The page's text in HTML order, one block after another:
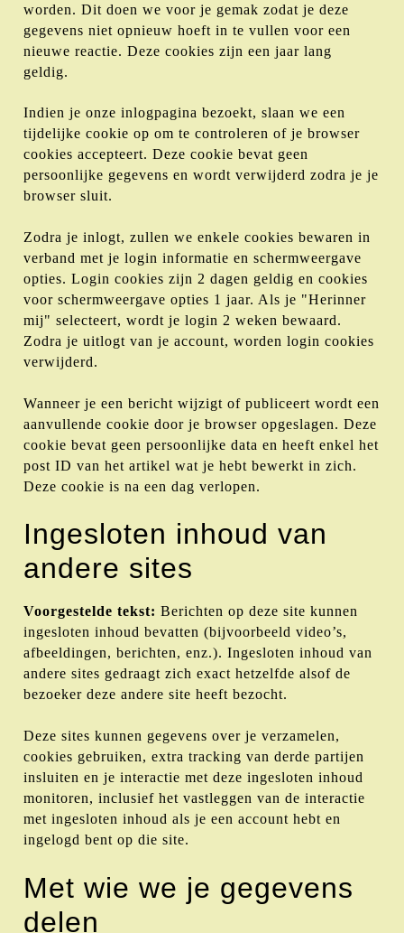
worden. Dit doen we voor je gemak zodat je deze
gegevens niet opnieuw hoeft in te vullen voor een
nieuwe reactie. Deze cookies zijn een jaar lang
geldig.
Indien je onze inlogpagina bezoekt, slaan we een
tijdelijke cookie op om te controleren of je browser
cookies accepteert. Deze cookie bevat geen
persoonlijke gegevens en wordt verwijderd zodra je je
browser sluit.
Zodra je inlogt, zullen we enkele cookies bewaren in
verband met je login informatie en schermweergave
opties. Login cookies zijn 2 dagen geldig en cookies
voor schermweergave opties 1 jaar. Als je "Herinner
mij" selecteert, wordt je login 2 weken bewaard.
Zodra je uitlogt van je account, worden login cookies
verwijderd.
Wanneer je een bericht wijzigt of publiceert wordt een
aanvullende cookie door je browser opgeslagen. Deze
cookie bevat geen persoonlijke data en heeft enkel het
post ID van het artikel wat je hebt bewerkt in zich.
Deze cookie is na een dag verlopen.
Ingesloten inhoud van
andere sites
Voorgestelde tekst: Berichten op deze site kunnen
ingesloten inhoud bevatten (bijvoorbeeld video’s,
afbeeldingen, berichten, enz.). Ingesloten inhoud van
andere sites gedraagt zich exact hetzelfde alsof de
bezoeker deze andere site heeft bezocht.
Deze sites kunnen gegevens over je verzamelen,
cookies gebruiken, extra tracking van derde partijen
insluiten en je interactie met deze ingesloten inhoud
monitoren, inclusief het vastleggen van de interactie
met ingesloten inhoud als je een account hebt en
ingelogd bent op die site.
Met wie we je gegevens
delen